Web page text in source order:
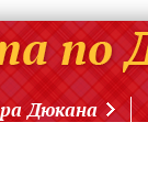
Дюкана